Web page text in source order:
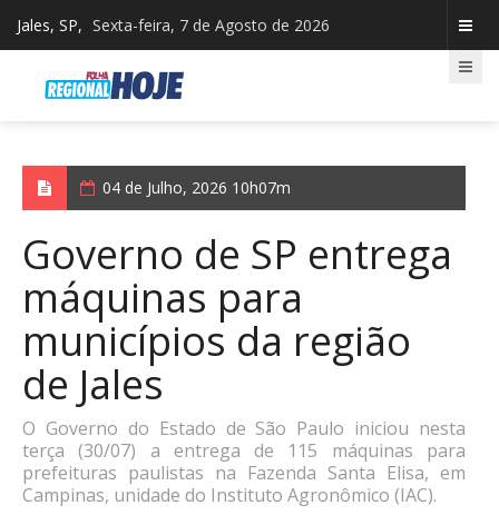
Jales, SP, Sexta-feira, 7 de Agosto de 2026
04 de Julho, 2026 10h07m
Governo de SP entrega
máquinas para
municípios da região
de Jales
O Governo do Estado de São Paulo iniciou nesta
terça (30/07) a entrega de 115 máquinas para
prefeituras paulistas na Fazenda Santa Elisa, em
Campinas, unidade do Instituto Agronômico (IAC).